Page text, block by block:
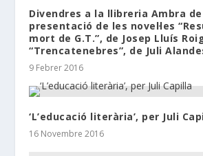
Divendres a la llibreria Ambra de
presentació de les novel·les
mort de G.T.”, de Josep Lluís
“Trencatenebres”, de Juli
9 Febrer 2016
‘L’educació literària’, per Juli
16 Novembre 2016